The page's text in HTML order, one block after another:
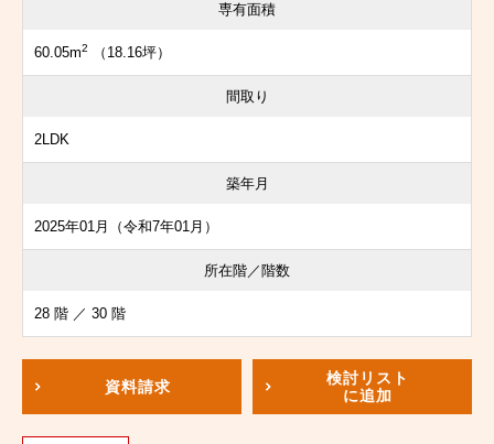
専有面積
60.05m2 （18.16坪）
間取り
2LDK
築年月
2025年01月（令和7年01月）
所在階／階数
28 階 ／ 30 階
資料請求
検討リスト
に追加